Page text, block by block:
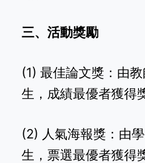
三、活動獎勵
(1) 最佳論文獎：由
生，成績最優者獲得
(2) 人氣海報獎：由
生，票選最優者獲得